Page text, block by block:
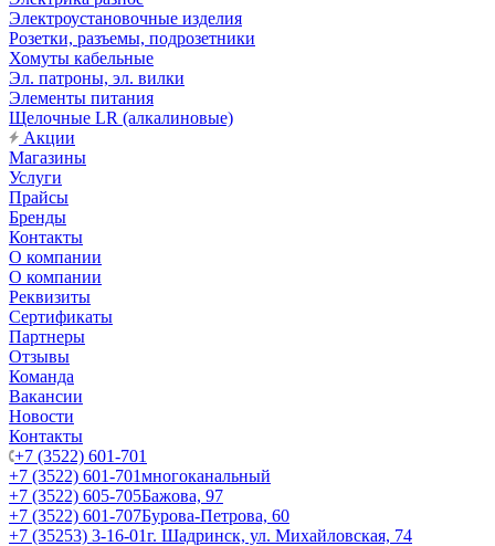
Электроустановочные изделия
Розетки, разъемы, подрозетники
Хомуты кабельные
Эл. патроны, эл. вилки
Элементы питания
Щелочные LR (алкалиновые)
Акции
Магазины
Услуги
Прайсы
Бренды
Контакты
О компании
О компании
Реквизиты
Сертификаты
Партнеры
Отзывы
Команда
Вакансии
Новости
Контакты
+7 (3522) 601-701
+7 (3522) 601-701многоканальный
+7 (3522) 605-705Бажова, 97
+7 (3522) 601-707Бурова-Петрова, 60
+7 (35253) 3-16-01г. Шадринск, ул. Михайловская, 74